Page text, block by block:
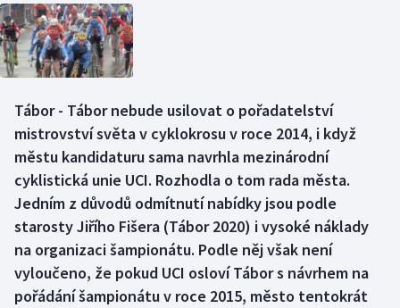
Curling
Dostihy
Florbal
Futsal
Golf
Gymnastika
Házená
Tábor - Tábor nebude usilovat o pořadatelství
mistrovství světa v cyklokrosu v roce 2014, i když
městu kandidaturu sama navrhla mezinárodní
cyklistická unie UCI. Rozhodla o tom rada města.
Jedním z důvodů odmítnutí nabídky jsou podle
starosty Jiřího Fišera (Tábor 2020) i vysoké náklady
na organizaci šampionátu. Podle něj však není
vyloučeno, že pokud UCI osloví Tábor s návrhem na
pořádání šampionátu v roce 2015, město tentokrát